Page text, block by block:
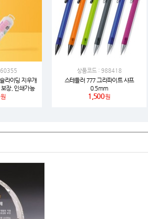
라이딩 지우개
장, 인쇄가능
원
상품코드 : 988418
스테들러 777 그라파이트 샤프
0.5mm
1,500원